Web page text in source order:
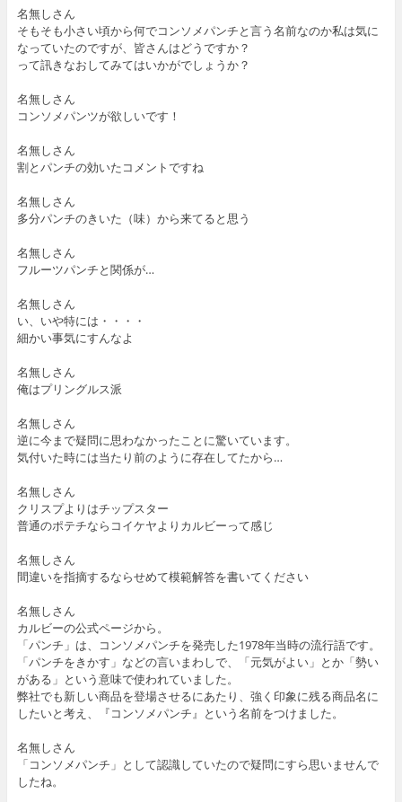
名無しさん
そもそも小さい頃から何でコンソメパンチと言う名前なのか私は気に
なっていたのですが、皆さんはどうですか？
って訊きなおしてみてはいかがでしょうか？
名無しさん
コンソメパンツが欲しいです！
名無しさん
割とパンチの効いたコメントですね
名無しさん
多分パンチのきいた（味）から来てると思う
名無しさん
フルーツパンチと関係が…
名無しさん
い、いや特には・・・・
細かい事気にすんなよ
名無しさん
俺はプリングルス派
名無しさん
逆に今まで疑問に思わなかったことに驚いています。
気付いた時には当たり前のように存在してたから…
名無しさん
クリスプよりはチップスター
普通のポテチならコイケヤよりカルビーって感じ
名無しさん
間違いを指摘するならせめて模範解答を書いてください
名無しさん
カルビーの公式ページから。
「パンチ」は、コンソメパンチを発売した1978年当時の流行語です。
「パンチをきかす」などの言いまわしで、「元気がよい」とか「勢い
がある」という意味で使われていました。
弊社でも新しい商品を登場させるにあたり、強く印象に残る商品名に
したいと考え、『コンソメパンチ』という名前をつけました。
名無しさん
「コンソメパンチ」として認識していたので疑問にすら思いませんで
したね。